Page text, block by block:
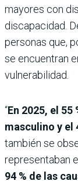
mayores con
discapacidad.
personas que,
se encuentran
vulnerabilidad.
“En 2025, el
masculino y el
también se
representaban
94 % de las